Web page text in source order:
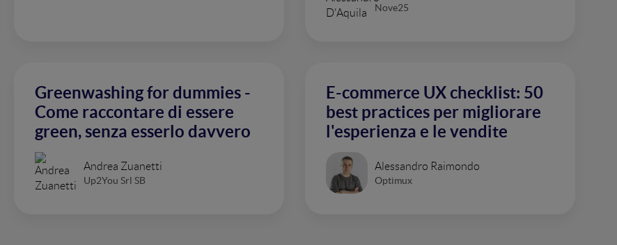
Nove25
Greenwashing for dummies -
Come raccontare di essere
green, senza esserlo davvero
Andrea Zuanetti
Up2You Srl SB
E-commerce UX checklist: 50
best practices per migliorare
l'esperienza e le vendite
Alessandro Raimondo
Optimux